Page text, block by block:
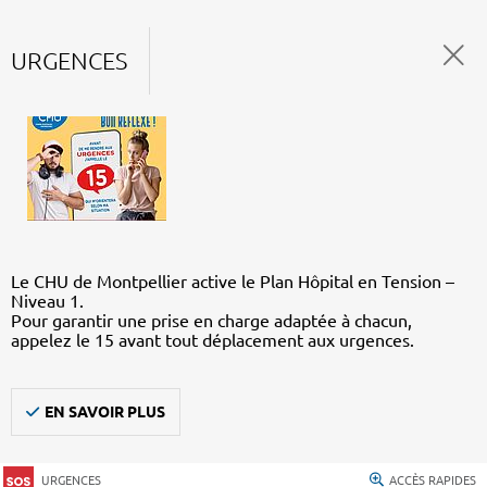
URGENCES
Le CHU de Montpellier active le Plan Hôpital en Tension –
Niveau 1.
Pour garantir une prise en charge adaptée à chacun,
appelez le 15 avant tout déplacement aux urgences.
EN SAVOIR PLUS
URGENCES ACCÈS RAPIDES